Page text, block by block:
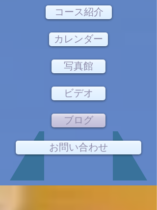
コース紹介
カレンダー
写真館
ビデオ
ブログ
お問い合わせ